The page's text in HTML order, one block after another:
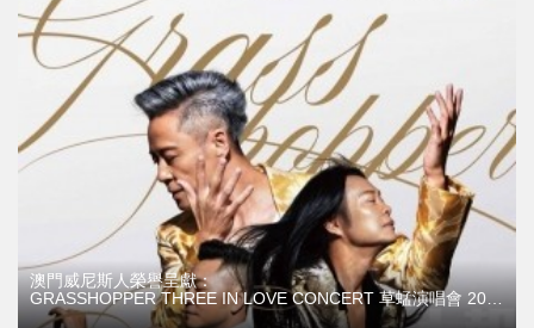
澳門威尼斯人榮譽呈獻：
GRASSHOPPER THREE IN LOVE CONCERT 草蜢演唱會 2026澳門站